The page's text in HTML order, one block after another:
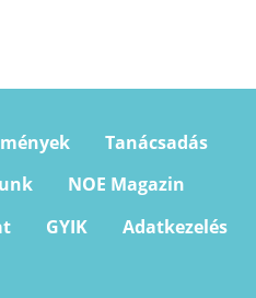
Tanácsadás
NOE Magazin
GYIK Adatkezelés